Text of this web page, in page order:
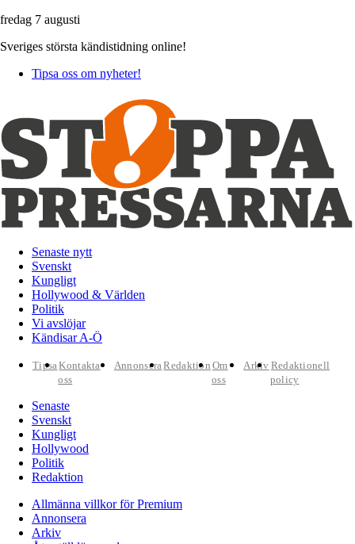
fredag 7 augusti
Sveriges största kändistidning online!
Tipsa oss om nyheter!
Senaste nytt
Svenskt
Kungligt
Hollywood & Världen
Politik
Vi avslöjar
Kändisar A-Ö
TipsaKontakta
oss
AnnonseraRedaktion Om
oss
Arkiv Redaktionell
policy
Senaste
Svenskt
Kungligt
Hollywood
Politik
Redaktion
Allmänna villkor för Premium
Annonsera
Arkiv